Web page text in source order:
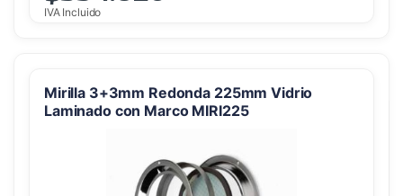
IVA Incluido
Mirilla 3+3mm Redonda 225mm Vidrio
Laminado con Marco MIRI225